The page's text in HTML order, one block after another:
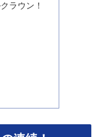
ラウン！